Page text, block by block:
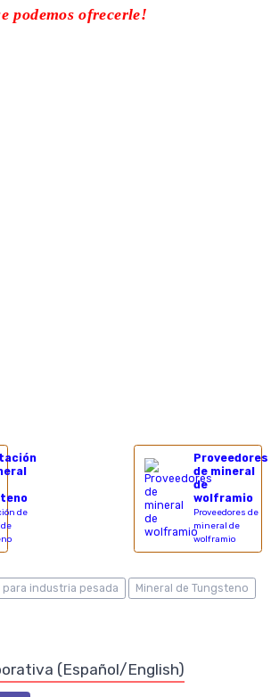
podemos ofrecerle!
de
Proveedores
de mineral
de
wolframio
Proveedores de
mineral de
wolframio
industria pesada Mineral de Tungsteno
(Español/English)